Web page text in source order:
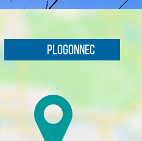
Plogonnec